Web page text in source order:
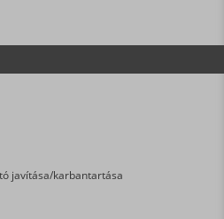
javítása/karbantartása